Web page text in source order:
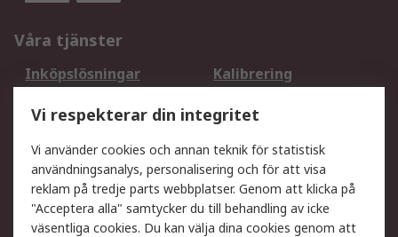
Våra tjänster
Inköpslösningar
Kalibrering
DesignSpark
Teknisk Support
Ditt lokala säljteam
Exportlösningar
Support
Få hjälp Retur av varor
Vi respekterar din integritet
Vi använder cookies och annan teknik för statistisk
användningsanalys, personalisering och för att visa
reklam på tredje parts webbplatser. Genom att klicka på
"Acceptera alla" samtycker du till behandling av icke
väsentliga cookies. Du kan välja dina cookies genom att